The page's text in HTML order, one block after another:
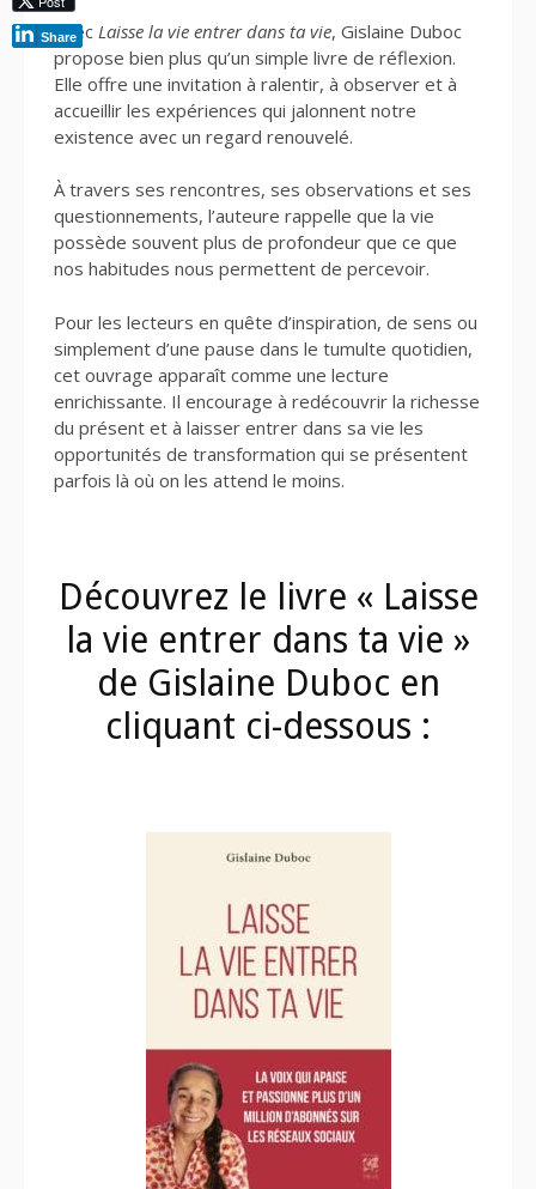
Avec Laisse la vie entrer dans ta vie, Gislaine Duboc
propose bien plus qu’un simple livre de réflexion.
Elle offre une invitation à ralentir, à observer et à
accueillir les expériences qui jalonnent notre
existence avec un regard renouvelé.
À travers ses rencontres, ses observations et ses
questionnements, l’auteure rappelle que la vie
possède souvent plus de profondeur que ce que
nos habitudes nous permettent de percevoir.
Pour les lecteurs en quête d’inspiration, de sens ou
simplement d’une pause dans le tumulte quotidien,
cet ouvrage apparaît comme une lecture
enrichissante. Il encourage à redécouvrir la richesse
du présent et à laisser entrer dans sa vie les
opportunités de transformation qui se présentent
parfois là où on les attend le moins.
Découvrez le livre « Laisse
la vie entrer dans ta vie »
de Gislaine Duboc en
cliquant ci-dessous :
Share